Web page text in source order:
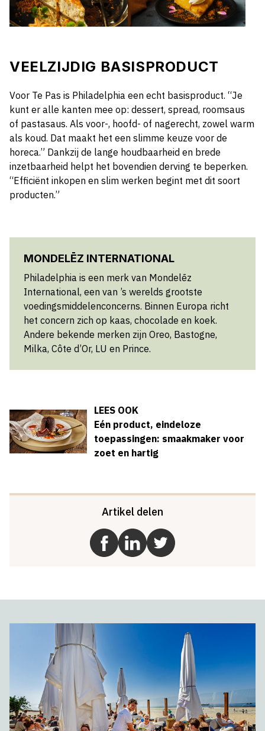
VEELZIJDIG BASISPRODUCT
Voor Te Pas is Philadelphia een echt basisproduct. “Je
kunt er alle kanten mee op: dessert, spread, roomsaus
of pastasaus. Als voor-, hoofd- of nagerecht, zowel warm
als koud. Dat maakt het een slimme keuze voor de
horeca.” Dankzij de lange houdbaarheid en brede
inzetbaarheid helpt het bovendien derving te beperken.
“Efficiënt inkopen en slim werken begint met dit soort
producten.”
MONDELĒZ INTERNATIONAL
Philadelphia is een merk van Mondelēz
International, een van ’s werelds grootste
voedingsmiddelenconcerns. Binnen Europa richt
het concern zich op kaas, chocolade en koek.
Andere bekende merken zijn Oreo, Bastogne,
Milka, Côte d’Or, LU en Prince.
LEES OOK
Eén product, eindeloze
toepassingen: smaakmaker voor
zoet en hartig
Artikel delen